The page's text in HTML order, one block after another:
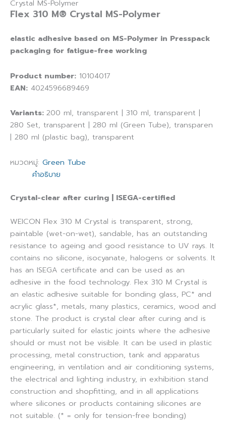
Crystal MS-Polymer
Flex 310 M® Crystal MS-Polymer
elastic adhesive based on MS-Polymer in Presspack
packaging for fatigue-free working
Product number: 10104017
EAN: 4024596689469
Variants: 200 ml, transparent | 310 ml, transparent |
280 Set, transparent | 280 ml (Green Tube), transparen
| 280 ml (plastic bag), transparent
หมวดหมู่: Green Tube
คำอธิบาย
Crystal-clear after curing | ISEGA-certified
WEICON Flex 310 M Crystal is transparent, strong,
paintable (wet-on-wet), sandable, has an outstanding
resistance to ageing and good resistance to UV rays. It
contains no silicone, isocyanate, halogens or solvents. It
has an ISEGA certificate and can be used as an
adhesive in the food technology. Flex 310 M Crystal is
an elastic adhesive suitable for bonding glass, PC* and
acrylic glass*, metals, many plastics, ceramics, wood and
stone. The product is crystal clear after curing and is
particularly suited for elastic joints where the adhesive
should or must not be visible. It can be used in plastic
processing, metal construction, tank and apparatus
engineering, in ventilation and air conditioning systems,
the electrical and lighting industry, in exhibition stand
construction and shopfitting, and in all applications
where silicones or products containing silicones are
not suitable. (* = only for tension-free bonding)